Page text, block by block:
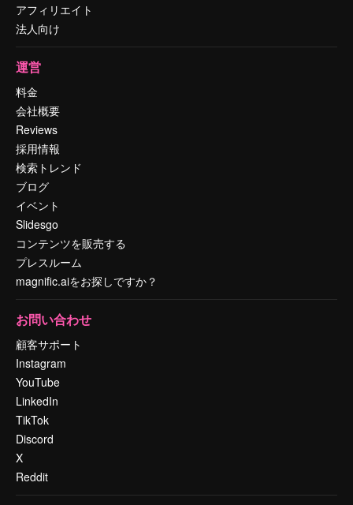
アフィリエイト
法人向け
運営
料金
会社概要
Reviews
採用情報
検索トレンド
ブログ
イベント
Slidesgo
コンテンツを販売する
プレスルーム
magnific.aiをお探しですか？
お問い合わせ
顧客サポート
Instagram
YouTube
LinkedIn
TikTok
Discord
X
Reddit